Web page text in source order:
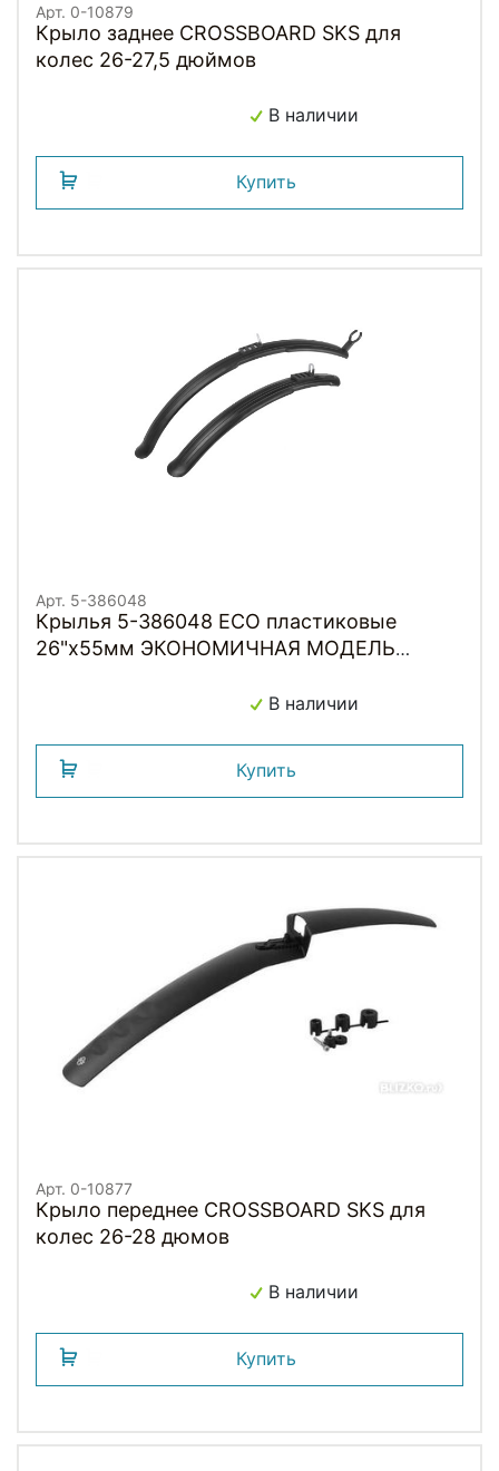
Арт. 0-10879
Крыло заднее CROSSBOARD SKS для
колес 26-27,5 дюймов
В наличии
Купить
Арт. 5-386048
Крылья 5-386048 ECO пластиковые
26"х55мм ЭКОНОМИЧНАЯ МОДЕЛЬ
В наличии
Купить
Арт. 0-10877
Крыло переднее CROSSBOARD SKS для
колес 26-28 дюмов
В наличии
Купить